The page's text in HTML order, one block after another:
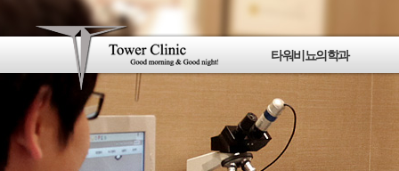
타워비뇨의학과
타워비뇨의학과소개
의료진소개
진료안내
최신의료장비소개